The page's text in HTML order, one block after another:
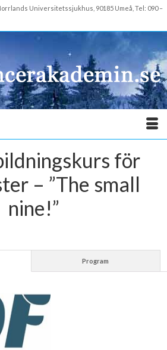
Universitetssjukhus, 90185 Umeå, Tel: 090 –
för
– ”The small
nine!”
Program